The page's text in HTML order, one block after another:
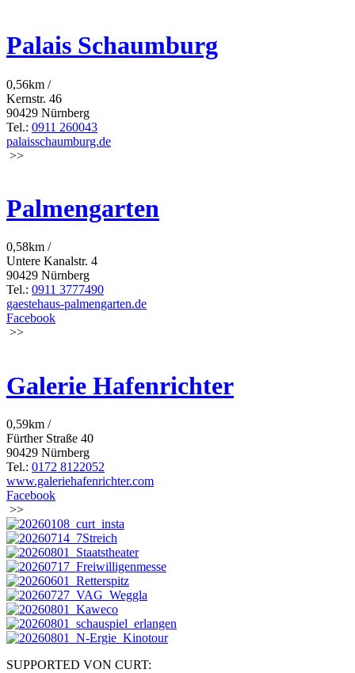
Palais Schaumburg
0,56km /
Kernstr. 46
90429 Nürnberg
Tel.: 0911 260043
palaisschaumburg.de
>>
Palmengarten
0,58km /
Untere Kanalstr. 4
90429 Nürnberg
Tel.: 0911 3777490
gaestehaus-palmengarten.de
Facebook
>>
Galerie Hafenrichter
0,59km /
Fürther Straße 40
90429 Nürnberg
Tel.: 0172 8122052
www.galeriehafenrichter.com
Facebook
>>
SUPPORTED VON CURT: